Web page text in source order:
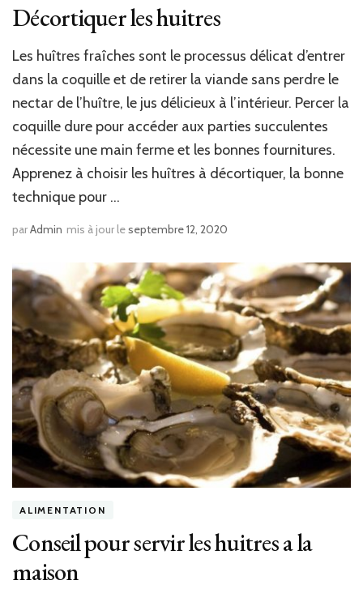
Décortiquer les huitres
Les huîtres fraîches sont le processus délicat d’entrer
dans la coquille et de retirer la viande sans perdre le
nectar de l’huître, le jus délicieux à l’intérieur. Percer la
coquille dure pour accéder aux parties succulentes
nécessite une main ferme et les bonnes fournitures.
Apprenez à choisir les huîtres à décortiquer, la bonne
technique pour …
parAdmin mis à jour leseptembre 12, 2020
ALIMENTATION
Conseil pour servir les huitres a la
maison